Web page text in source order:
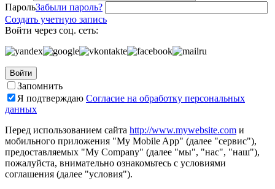
ПарольЗабыли пароль?
Создать учетную запись
Войти через соц. сеть:
Войти
Запомнить
Я подтверждаю Согласие на обработку персональных
данных
Перед использованием сайта http://www.mywebsite.com и
мобильного приложения "My Mobile App" (далее "сервис"),
предоставляемых "My Company" (далее "мы", "нас", "наш"),
пожалуйста, внимательно ознакомьтесь с условиями
соглашения (далее "условия").